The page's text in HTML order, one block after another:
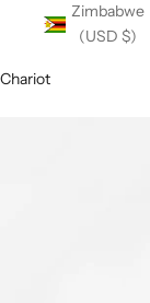
Zimbabwe
(USD $)
Chariot